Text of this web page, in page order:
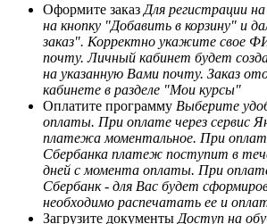
Оформите заказ Для регистрации
на кнопку "Добавить в корзину" и
заказ". Корректно укажите свое
почту. Личный кабинет будет
на указанную Вами почту. Заказ
кабинете в разделе "Мои курсы"
Оплатите программу Выберите
оплаты. При оплате через сервис
платежа моментальное. При
Сбербанка платеж поступит в
дней с момента оплаты. При
Сбербанк - для Вас будет
необходимо распечатать ее и
Загрузите документы Доступ на